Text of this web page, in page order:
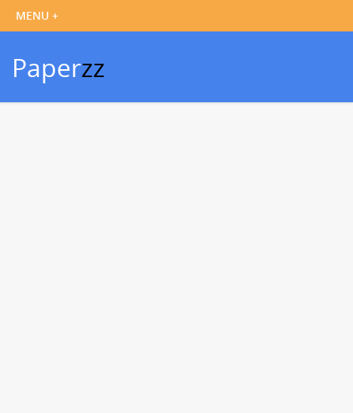
Paperzz